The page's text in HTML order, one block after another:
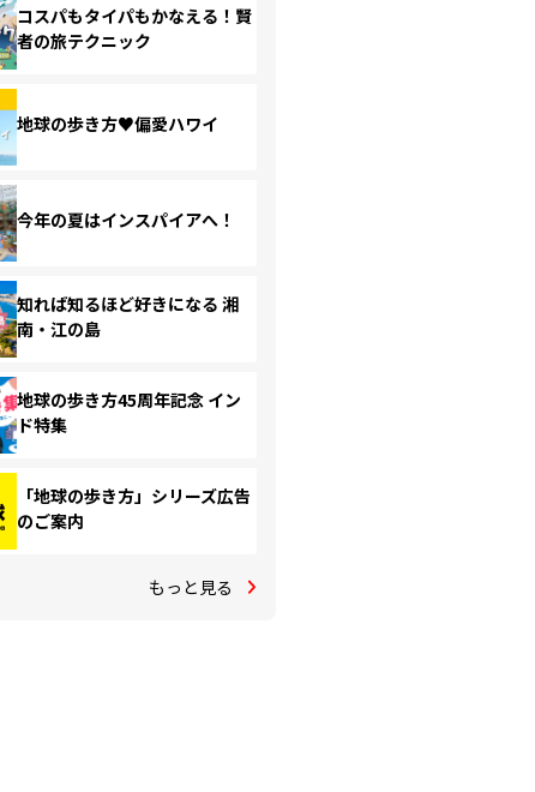
コスパもタイパもかなえる！賢
者の旅テクニック
地球の歩き方♥偏愛ハワイ
今年の夏はインスパイアへ！
知れば知るほど好きになる 湘
南・江の島
地球の歩き方45周年記念 イン
ド特集
「地球の歩き方」シリーズ広告
のご案内
もっと見る